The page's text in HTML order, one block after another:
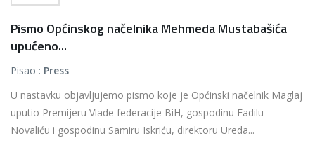
Pismo Općinskog načelnika Mehmeda Mustabašića
upućeno...
Pisao : Press
U nastavku objavljujemo pismo koje je Općinski načelnik Maglaj
uputio Premijeru Vlade federacije BiH, gospodinu Fadilu
Novaliću i gospodinu Samiru Iskriću, direktoru Ureda...